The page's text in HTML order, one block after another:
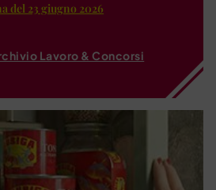
del 23 giugno 2026
Lavoro & Concorsi